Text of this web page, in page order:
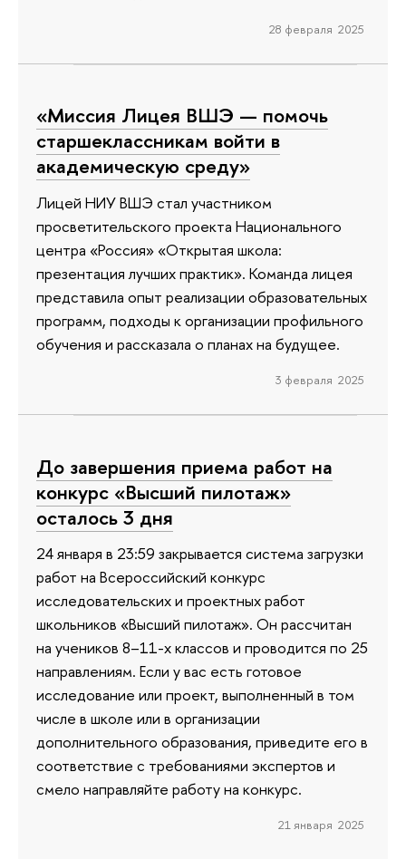
28 февраля 2025
«Миссия Лицея ВШЭ — помочь
старшеклассникам войти в
академическую среду»
Лицей НИУ ВШЭ стал участником
просветительского проекта Национального
центра «Россия» «Открытая школа:
презентация лучших практик». Команда лицея
представила опыт реализации образовательных
программ, подходы к организации профильного
обучения и рассказала о планах на будущее.
3 февраля 2025
До завершения приема работ на
конкурс «Высший пилотаж»
осталось 3 дня
24 января в 23:59 закрывается система загрузки
работ на Всероссийский конкурс
исследовательских и проектных работ
школьников «Высший пилотаж». Он рассчитан
на учеников 8–11-х классов и проводится по 25
направлениям. Если у вас есть готовое
исследование или проект, выполненный в том
числе в школе или в организации
дополнительного образования, приведите его в
соответствие с требованиями экспертов и
смело направляйте работу на конкурс.
21 января 2025